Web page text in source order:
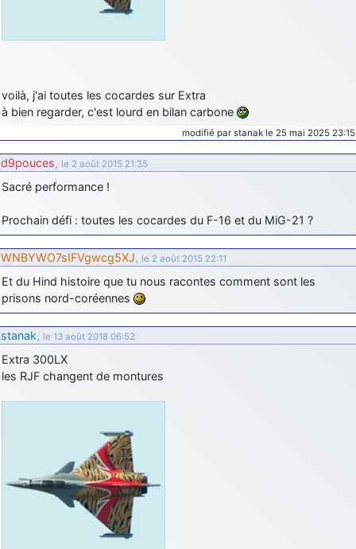
voilà, j'ai toutes les cocardes sur Extra
à bien regarder, c'est lourd en bilan carbone
modifié par stanak le 25 mai 2025 23:15
d9pouces, le 2 août 2015 21:35
Sacré performance !
Prochain défi : toutes les cocardes du F-16 et du MiG-21 ?
WNBYWO7sIFVgwcg5XJ, le 2 août 2015 22:11
Et du Hind histoire que tu nous racontes comment sont les
prisons nord-coréennes
stanak, le 13 août 2018 06:52
Extra 300LX
les RJF changent de montures